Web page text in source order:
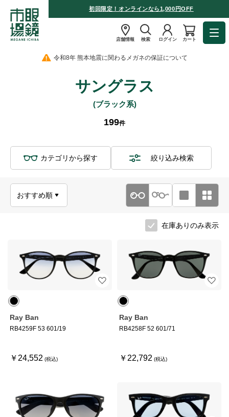
初回限定！オンラインなら1,000円OFF
店舗情報 検索 ログイン カート
令和8年 熊本地震に関わるメガネの保証について
サングラス
(ブラック系)
199件
カテゴリから探す 絞り込み検索
在庫ありのみ表示
Ray Ban
RB4259F 53 601/19
￥24,552
Ray Ban
RB4258F 52 601/71
￥22,792